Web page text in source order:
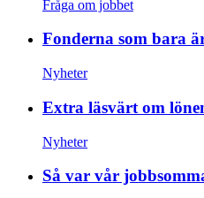
Fråga om jobbet
Fonderna som bara
Nyheter
Extra läsvärt om
Nyheter
Så var vår